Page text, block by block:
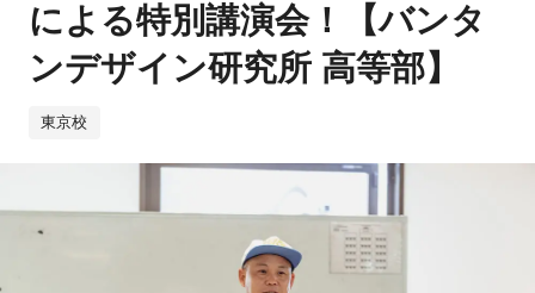
による特別講演会！【バンタ
ンデザイン研究所 高等部】
東京校